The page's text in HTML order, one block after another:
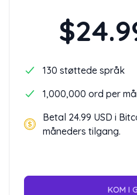
130 støttede språk
1,000,000 ord per
Betal 24.99 USD i
måneders tilgang.
KOM I